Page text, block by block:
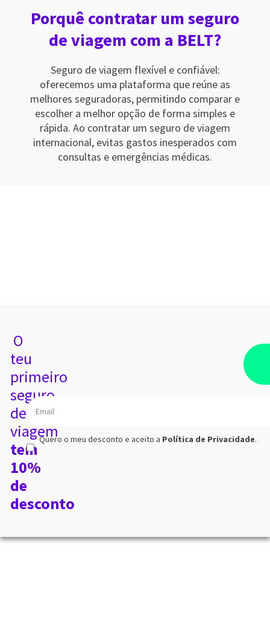
Porquê contratar um seguro
de viagem com a BELT?
Seguro de viagem flexível e confiável:
oferecemos uma plataforma que reúne as
melhores seguradoras, permitindo comparar e
escolher a melhor opção de forma simples e
rápida. Ao contratar um seguro de viagem
internacional, evitas gastos inesperados com
consultas e emergências médicas.
O
teu
primeiro
seguro
de
viagem
tem
10%
de
desconto
Quero o meu desconto e aceito a Política de Privacidade.